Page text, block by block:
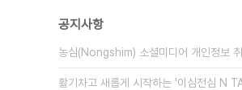
공지사항
농심(Nongshim) 소셜미디어 개인정보
활기차고 새롭게 시작하는 '이심전심 N